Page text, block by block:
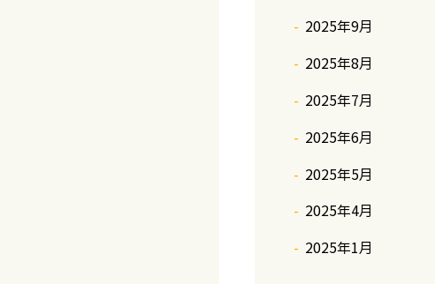
2025年9月
2025年8月
2025年7月
2025年6月
2025年5月
2025年4月
2025年1月